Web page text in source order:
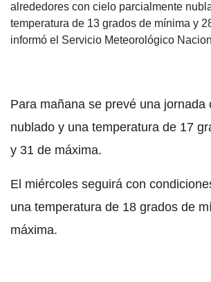
alrededores con cielo parcialmente
temperatura de 13 grados de mínima y
informó el Servicio Meteorológico
Para mañana se prevé una jornada
nublado y una temperatura de 17
y 31 de máxima.
El miércoles seguirá con
una temperatura de 18 grados de
máxima.